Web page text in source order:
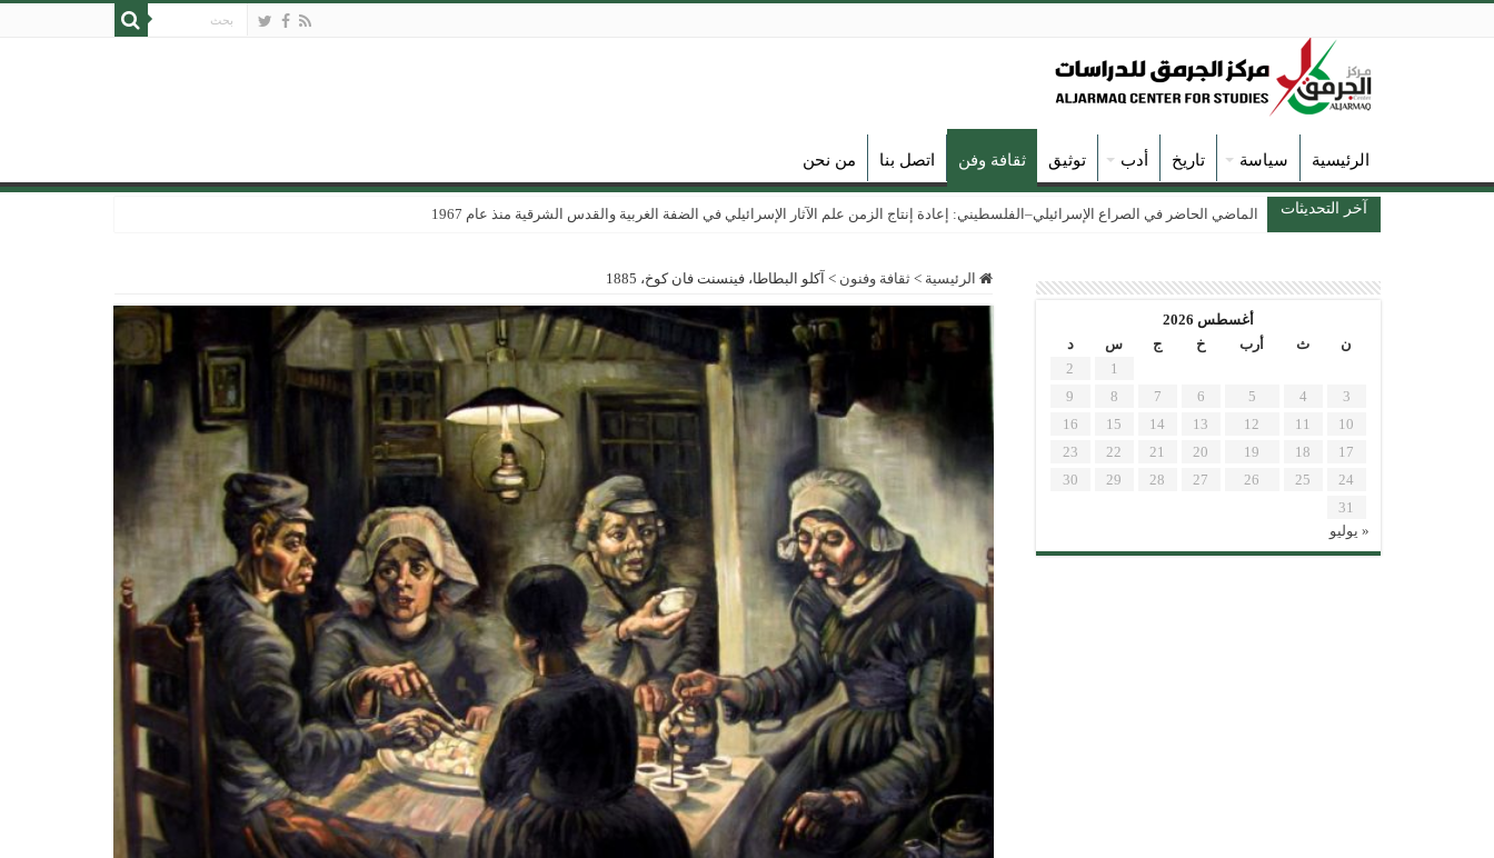
الرئيسية سياسة تاريخ أدب توثيق ثقافة وفن اتصل بنا من نحن
آخر التحديثات الماضي الحاضر في الصراع الإسرائيلي–الفلسطيني: إعادة إنتاج الزمن علم الآثار الإسرائيلي في الضفة الغربية والقدس الشرقية منذ عام 1967
الرئيسية > ثقافة وفنون > آكلو البطاطا، فينسنت فان كوخ، 1885
أغسطس 2026
ن
ث أرب خ ج س
د
1
2
3
4
5
6
7
8
9
10
11
12
13
14
15
16
17
18
19
20
21
22
23
24
25
26
27
28
29
30
31
« يوليو